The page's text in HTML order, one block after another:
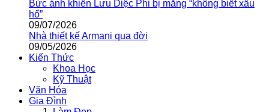
Bức ảnh khiến Lưu Diệc Phi bị mắng “không biết xấu
hổ”
09/07/2026
Nhà thiết kế Armani qua đời
09/05/2026
Kiến Thức
Khoa Học
Kỹ Thuật
Văn Hóa
Gia Đình